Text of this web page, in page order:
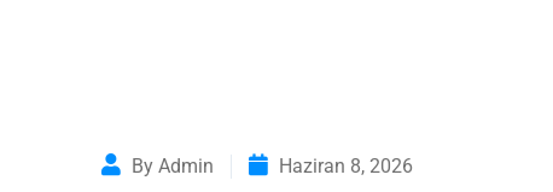
By Admin Haziran 8, 2026